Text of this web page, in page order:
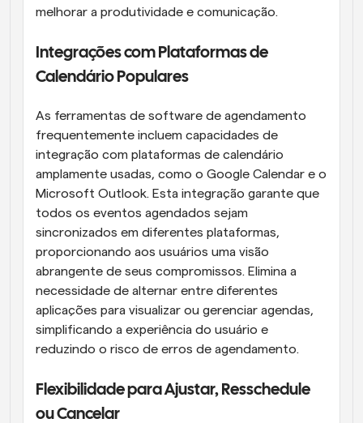
melhorar a produtividade e comunicação.
Integrações com Plataformas de
Calendário Populares
As ferramentas de software de agendamento
frequentemente incluem capacidades de
integração com plataformas de calendário
amplamente usadas, como o Google Calendar e o
Microsoft Outlook. Esta integração garante que
todos os eventos agendados sejam
sincronizados em diferentes plataformas,
proporcionando aos usuários uma visão
abrangente de seus compromissos. Elimina a
necessidade de alternar entre diferentes
aplicações para visualizar ou gerenciar agendas,
simplificando a experiência do usuário e
reduzindo o risco de erros de agendamento.
Flexibilidade para Ajustar, Resschedule
ou Cancelar